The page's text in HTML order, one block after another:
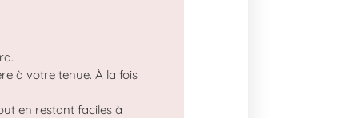
à votre tenue. À la fois
en restant faciles à